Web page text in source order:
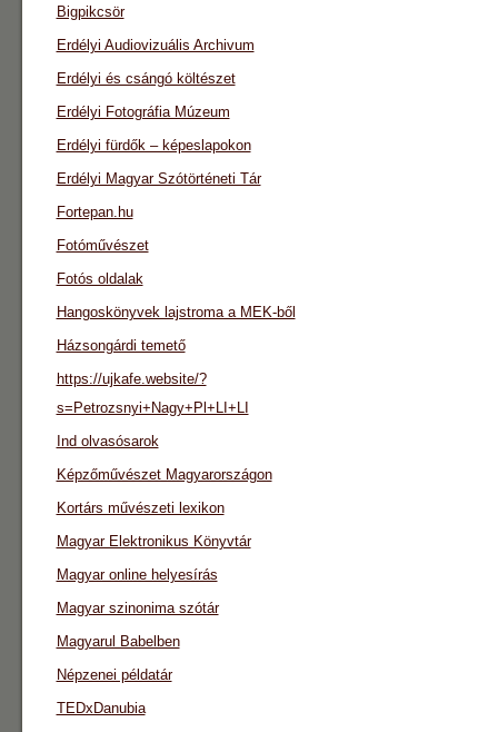
Bigpikcsör
Erdélyi Audiovizuális Archivum
Erdélyi és csángó költészet
Erdélyi Fotográfia Múzeum
Erdélyi fürdők – képeslapokon
Erdélyi Magyar Szótörténeti Tár
Fortepan.hu
Fotóművészet
Fotós oldalak
Hangoskönyvek lajstroma a MEK-ből
Házsongárdi temető
https://ujkafe.website/?
s=Petrozsnyi+Nagy+Pl+LI+LI
Ind olvasósarok
Képzőművészet Magyarországon
Kortárs művészeti lexikon
Magyar Elektronikus Könyvtár
Magyar online helyesírás
Magyar szinonima szótár
Magyarul Babelben
Népzenei példatár
TEDxDanubia